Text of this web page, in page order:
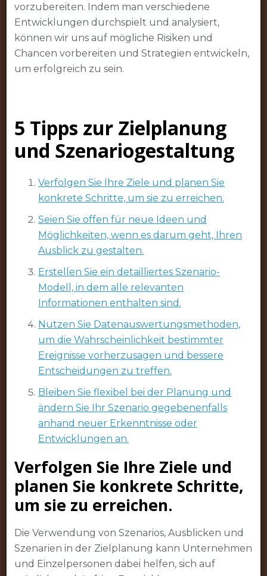
vorzubereiten. Indem man verschiedene
Entwicklungen durchspielt und analysiert,
können wir uns auf mögliche Risiken und
Chancen vorbereiten und Strategien entwickeln,
um erfolgreich zu sein.
5 Tipps zur Zielplanung
und Szenariogestaltung
Verfolgen Sie Ihre Ziele und planen Sie
konkrete Schritte, um sie zu erreichen.
Seien Sie offen für neue Ideen und
Möglichkeiten, wenn es darum geht, Ihren
Ausblick zu gestalten.
Erstellen Sie ein detailliertes Szenario-
Modell, in dem alle relevanten
Informationen enthalten sind.
Nutzen Sie Datenauswertungsmethoden,
um die Wahrscheinlichkeit bestimmter
Ereignisse vorherzusagen und bessere
Entscheidungen zu treffen.
Bleiben Sie flexibel bei der Planung und
ändern Sie Ihr Szenario gegebenenfalls
anhand neuer Erkenntnisse oder
Entwicklungen an.
Verfolgen Sie Ihre Ziele und
planen Sie konkrete Schritte,
um sie zu erreichen.
Die Verwendung von Szenarios, Ausblicken und
Szenarien in der Zielplanung kann Unternehmen
und Einzelpersonen dabei helfen, sich auf